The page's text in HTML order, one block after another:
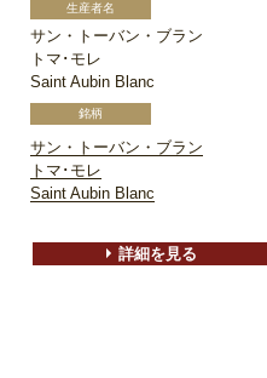
サン・トーバン・ブラン
トマ･モレ
Saint Aubin Blanc
サン・トーバン・ブラン
トマ･モレ
Saint Aubin Blanc
詳細を見る